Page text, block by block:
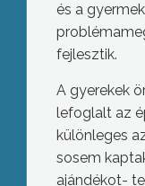
és a
fejlesztik.
A gyerekek
lefoglalt az
különleges
sosem
ajándékot-